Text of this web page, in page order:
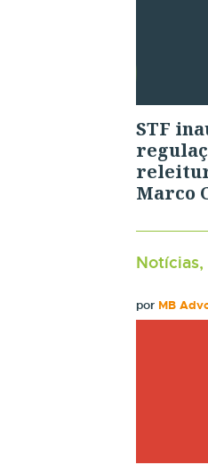
STF
Marco
por MB